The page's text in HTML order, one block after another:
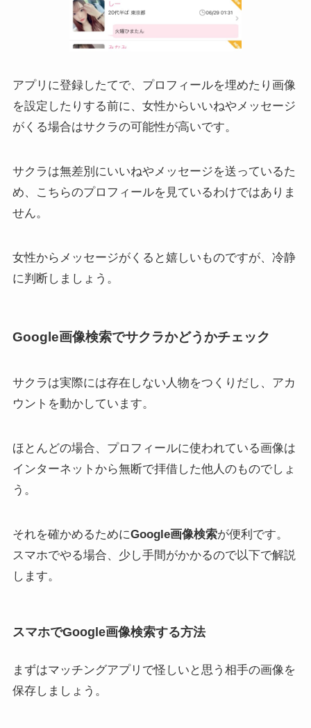
アプリに登録したてで、プロフィールを埋めたり画像
を設定したりする前に、女性からいいねやメッセージ
がくる場合はサクラの可能性が高いです。
サクラは無差別にいいねやメッセージを送っているた
め、こちらのプロフィールを見ているわけではありま
せん。
女性からメッセージがくると嬉しいものですが、冷静
に判断しましょう。
Google画像検索でサクラかどうかチェック
サクラは実際には存在しない人物をつくりだし、アカ
ウントを動かしています。
ほとんどの場合、プロフィールに使われている画像は
インターネットから無断で拝借した他人のものでしょ
う。
それを確かめるためにGoogle画像検索が便利です。
スマホでやる場合、少し手間がかかるので以下で解説
します。
スマホでGoogle画像検索する方法
まずはマッチングアプリで怪しいと思う相手の画像を
保存しましょう。